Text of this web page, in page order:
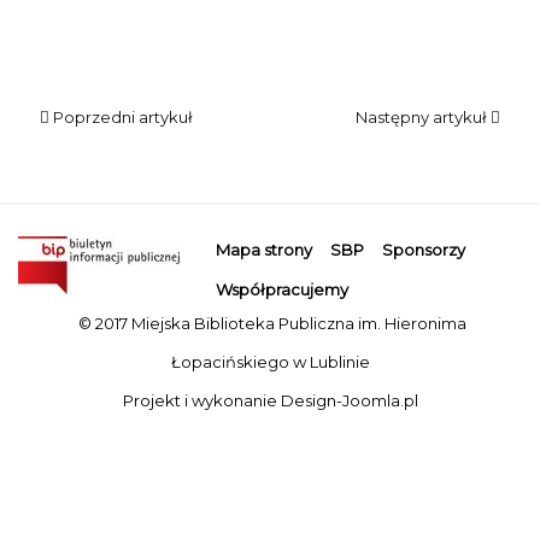
Poprzedni artykuł Następny artykuł
Mapa strony SBP Sponsorzy
Współpracujemy
© 2017 Miejska Biblioteka Publiczna im. Hieronima
Łopacińskiego w Lublinie
Projekt i wykonanie Design-Joomla.pl